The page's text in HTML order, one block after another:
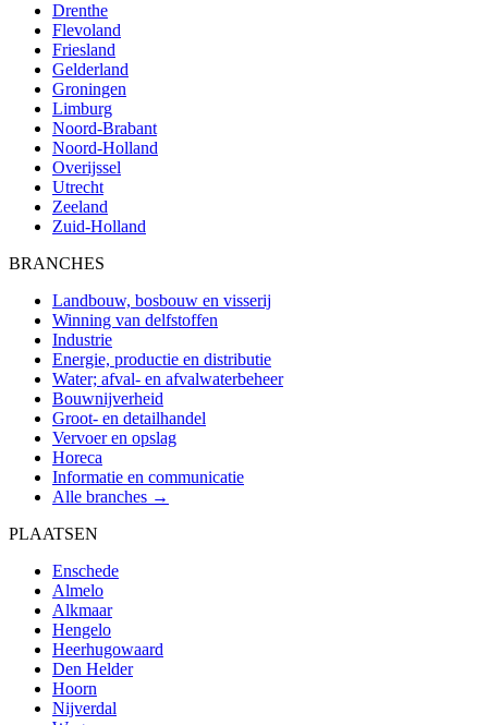
Drenthe
Flevoland
Friesland
Gelderland
Groningen
Limburg
Noord-Brabant
Noord-Holland
Overijssel
Utrecht
Zeeland
Zuid-Holland
BRANCHES
Landbouw, bosbouw en visserij
Winning van delfstoffen
Industrie
Energie, productie en distributie
Water; afval- en afvalwaterbeheer
Bouwnijverheid
Groot- en detailhandel
Vervoer en opslag
Horeca
Informatie en communicatie
Alle branches →
PLAATSEN
Enschede
Almelo
Alkmaar
Hengelo
Heerhugowaard
Den Helder
Hoorn
Nijverdal